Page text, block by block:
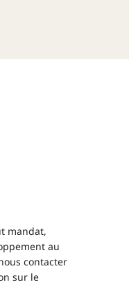
mandat,
au
contacter
sur le